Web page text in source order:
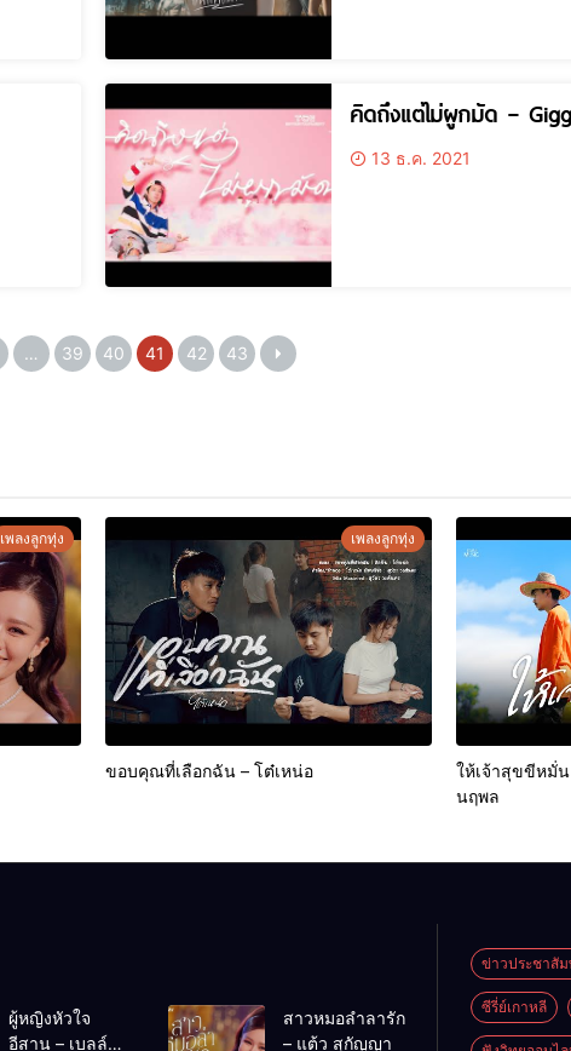
คิดถึงแต่ไม่ผูกมัด –
13 ธ.ค. 2021
… 39 40 41 42 43
เพลงลูกทุ่ง เพลงลูกทุ่ง
ขอบคุณที่เลือกฉัน – โต๋เหน่อ
ให้เจ้าสุขขีหมั่
นฤพล
ผู้หญิงหัวใจ
อีสาน – เบลล์
สาวหมอลำลารัก
– แต้ว สุกัญญา
ข่าวประชาสั
ซีรี่ย์เกาหลี